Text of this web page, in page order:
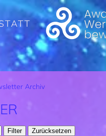
Archiv
Filter Zurücksetzen